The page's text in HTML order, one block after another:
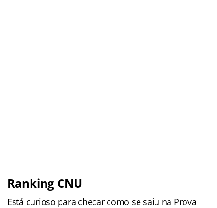
Ranking CNU
Está curioso para checar como se saiu na Prova